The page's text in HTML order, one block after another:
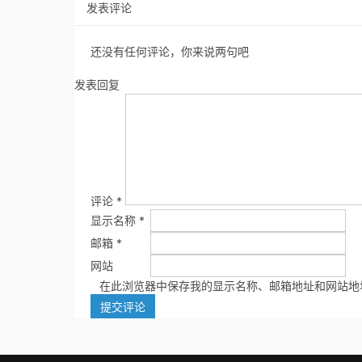
发表评论
还没有任何评论，你来说两句吧
发表回复
评论 *
显示名称 *
邮箱 *
网站
在此浏览器中保存我的显示名称、邮箱地址和网站地